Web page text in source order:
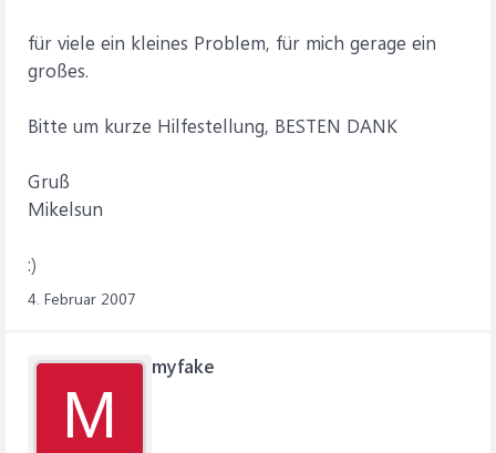
für viele ein kleines Problem, für mich gerage ein
großes.
Bitte um kurze Hilfestellung, BESTEN DANK
Gruß
Mikelsun
:)
4. Februar 2007
M
myfake